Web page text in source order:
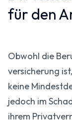
für den
Obwohl die
versicherung
keine
jedoch im
ihrem